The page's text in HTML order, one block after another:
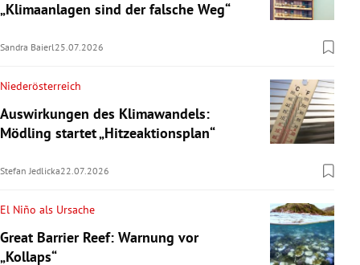
„Klimaanlagen sind der falsche Weg“
Sandra Baierl25.07.2026
Niederösterreich
Auswirkungen des Klimawandels:
Mödling startet „Hitzeaktionsplan“
Stefan Jedlicka22.07.2026
El Niño als Ursache
Great Barrier Reef: Warnung vor
„Kollaps“